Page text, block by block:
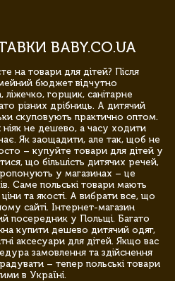
BABY.CO.UA
на товари для дітей? Після
бюджет відчутно
ліжечко, горщик, санітарне
різних дрібниць. А дитячий
скуповують практично оптом.
не дешево, а часу ходити
Як заощадити, але так, щоб не
– купуйте товари для дітей у
що більшість дитячих речей,
у магазинах – це
Саме польські товари мають
та якості. А вибрати все, що
сайті. Інтернет-магазин
посередник у Польщі. Багато
купити дешево дитячий одяг,
аксесуари для дітей. Якщо вас
замовлення та здійснення
– тепер польські товари
в Україні.